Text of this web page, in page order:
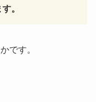
。
です。